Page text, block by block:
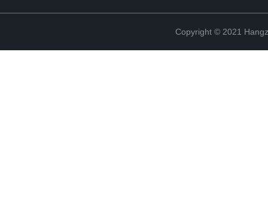
Copyright © 2021